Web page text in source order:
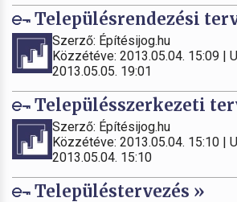
Településrendezési
Szerző: Építésijog.hu
Közzétéve: 2013.05.04. 15:09 |
2013.05.05. 19:01
Településszerkezeti
Szerző: Építésijog.hu
Közzétéve: 2013.05.04. 15:10 |
2013.05.04. 15:10
Településtervezés »